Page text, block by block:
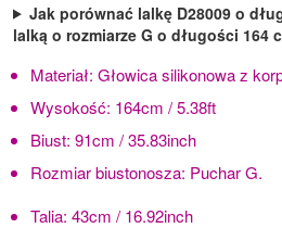
Jak porównać lalkę D28009 o
lalką o rozmiarze G o długości 164
Materiał: Głowica silikonowa z
Wysokość: 164cm / 5.38ft
Biust: 91cm / 35.83inch
Rozmiar biustonosza: Puchar G.
Talia: 43cm / 16.92inch